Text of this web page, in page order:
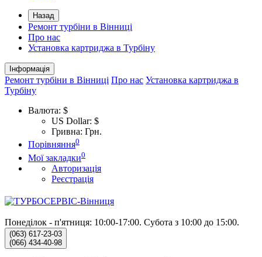
Назад
Ремонт турбіни в Вінниці
Про нас
Установка картриджа в Турбіну
Інформація
Ремонт турбіни в Вінниці Про нас Установка картриджа в
Турбіну
Валюта: $
US Dollar: $
Гривна: Грн.
Порівняння0
Мої закладки0
Авторизація
Реєстрація
Понеділок - п'ятниця: 10:00-17:00. Субота з 10:00 до 15:00.
(063) 617-23-03
(066) 434-40-98